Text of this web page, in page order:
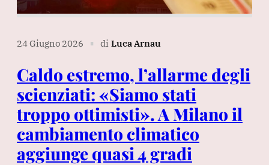
24 Giugno 2026 ∎ di Luca Arnau
Caldo estremo, l’allarme degli
scienziati: «Siamo stati
troppo ottimisti». A Milano il
cambiamento climatico
aggiunge quasi 4 gradi